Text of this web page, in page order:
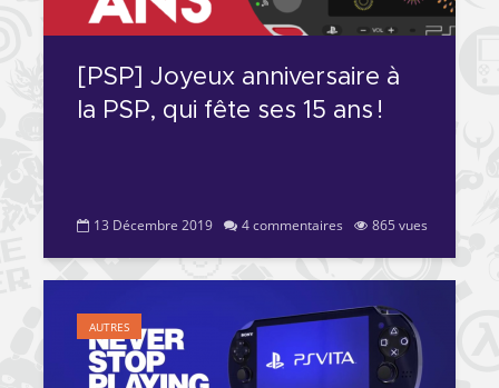
[PSP] Joyeux anniversaire à
la PSP, qui fête ses 15 ans !
13 Décembre 2019 4 commentaires 865 vues
AUTRES